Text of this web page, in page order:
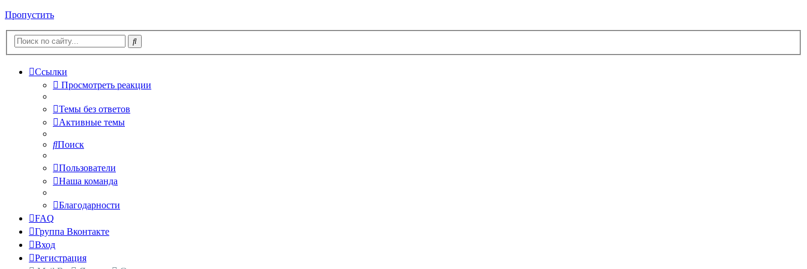
Пропустить
Ссылки
Просмотреть реакции
Темы без ответов
Активные темы
Поиск
Пользователи
Наша команда
Благодарности
FAQ
Группа Вконтакте
Вход
Регистрация